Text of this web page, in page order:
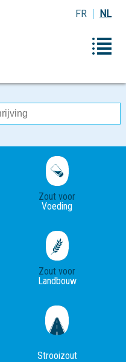
NL
FR
Zout voor
Voeding
Zout voor
Landbouw
Strooizout